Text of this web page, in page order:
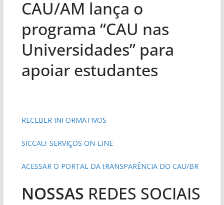
CAU/AM lança o
programa “CAU nas
Universidades” para
apoiar estudantes
RECEBER INFORMATIVOS
SICCAU: SERVIÇOS ON-LINE
ACESSAR O PORTAL DA tRANSPARÊNCIA DO CAU/BR
NOSSAS REDES SOCIAIS